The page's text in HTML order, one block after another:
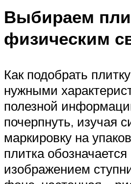
Выбираем
физическим
Как подобрать
нужными
полезной
почерпнуть, изучая
маркировку на
плитка обозначается
изображением